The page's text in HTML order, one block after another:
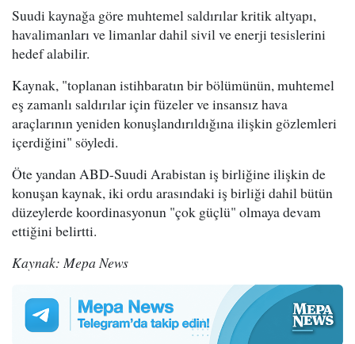
Suudi kaynağa göre muhtemel saldırılar kritik altyapı,
havalimanları ve limanlar dahil sivil ve enerji tesislerini
hedef alabilir.
Kaynak, "toplanan istihbaratın bir bölümünün, muhtemel
eş zamanlı saldırılar için füzeler ve insansız hava
araçlarının yeniden konuşlandırıldığına ilişkin gözlemleri
içerdiğini" söyledi.
Öte yandan ABD-Suudi Arabistan iş birliğine ilişkin de
konuşan kaynak, iki ordu arasındaki iş birliği dahil bütün
düzeylerde koordinasyonun "çok güçlü" olmaya devam
ettiğini belirtti.
Kaynak: Mepa News